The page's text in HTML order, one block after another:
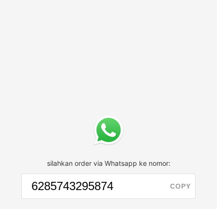
silahkan order via Whatsapp ke nomor:
COPY